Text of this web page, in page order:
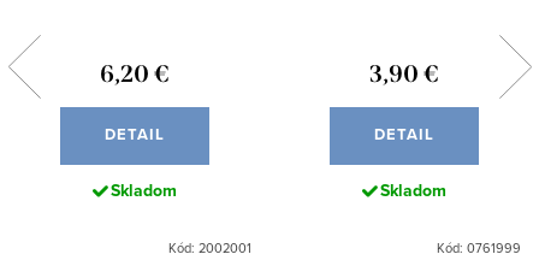
6,20 €
DETAIL
Skladom
Kód: 2002001
3,90 €
DETAIL
Skladom
Kód: 0761999